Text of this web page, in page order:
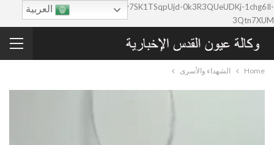
google-site-verification=0y7SK1TSqpUjd-0k3R3QUeUDKj-1chg6Il-
3Qtn7XUM
Home الشهداء والأسرى
العربية